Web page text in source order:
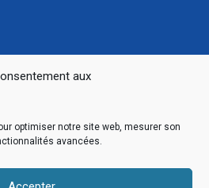
aux
optimiser notre site web, mesurer son
avancées.